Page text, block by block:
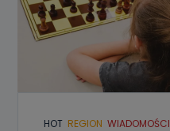
HOT REGION WIADOMOŚCI